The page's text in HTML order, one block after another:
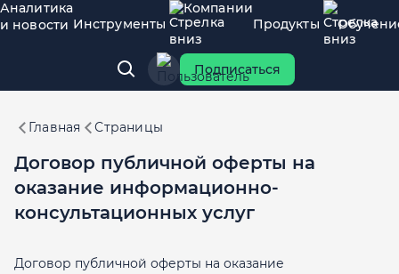
Аналитика
и новости Инструменты
Компании
Продукты
Подписаться
Главная Страницы
Договор публичной оферты на
оказание информационно-
консультационных услуг
Договор публичной оферты на оказание